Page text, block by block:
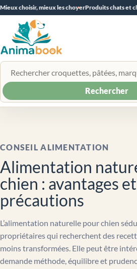
Mieux choisir, mieux les choyerProduits chats et
Rechercher un produit
Rechercher
CONSEIL ALIMENTATION
Alimentation
chien : avantages et
précautions
L’alimentation naturelle pour chien
propriétaires qui recherchent des
moins transformées. Elle peut être
demande méthode, équilibre et